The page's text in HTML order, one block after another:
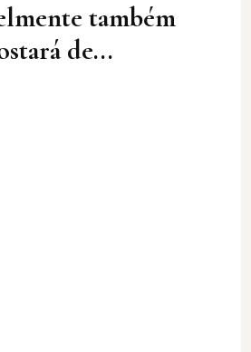
também
de...